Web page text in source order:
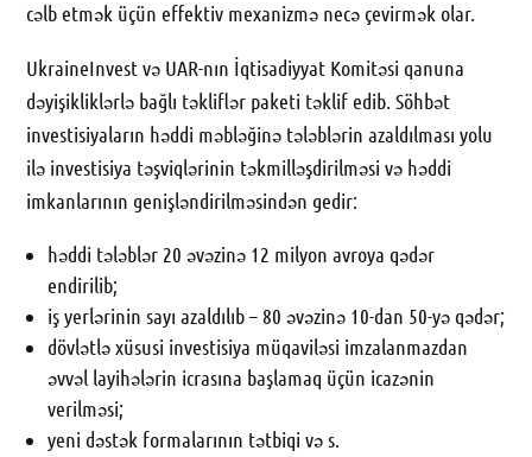
cəlb etmək üçün effektiv mexanizmə necə çevirmək olar.
UkraineInvest və UAR-nın İqtisadiyyat Komitəsi qanuna
dəyişikliklərlə bağlı təkliflər paketi təklif edib. Söhbət
investisiyaların həddi məbləğinə tələblərin azaldılması yolu
ilə investisiya təşviqlərinin təkmilləşdirilməsi və həddi
imkanlarının genişləndirilməsindən gedir:
həddi tələblər 20 əvəzinə 12 milyon avroya qədər
endirilib;
iş yerlərinin sayı azaldılıb – 80 əvəzinə 10-dan 50-yə qədər;
dövlətlə xüsusi investisiya müqaviləsi imzalanmazdan
əvvəl layihələrin icrasına başlamaq üçün icazənin
verilməsi;
yeni dəstək formalarının tətbiqi və s.